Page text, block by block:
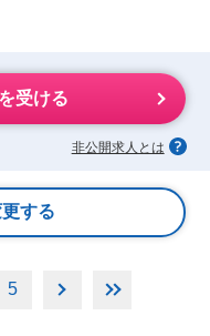
受ける
非公開求人とは
する
5